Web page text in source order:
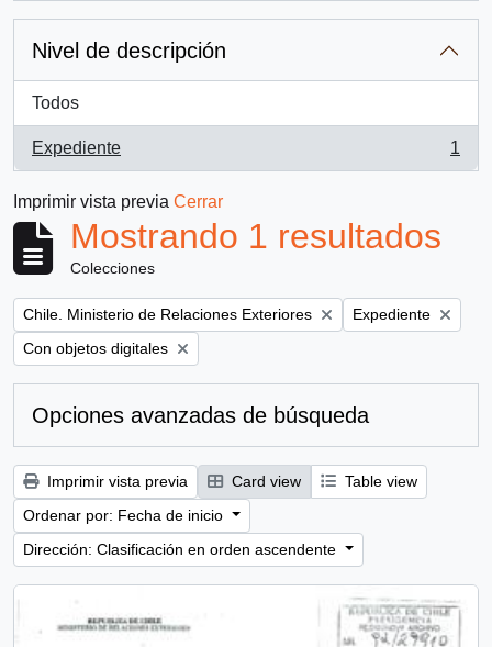
Nivel de descripción
Todos
Expediente
, 1 resultados
1
Imprimir vista previa Cerrar
Mostrando 1 resultados
Colecciones
Remove filter:
Chile. Ministerio de Relaciones Exteriores Remove filter:
Expediente
Remove filter:
Con objetos digitales
Opciones avanzadas de búsqueda
Imprimir vista previa Card view
Table view
Ordenar por: Fecha de inicio
Dirección: Clasificación en orden ascendente